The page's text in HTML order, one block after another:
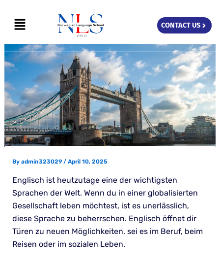
content
Menu CONTACT US
By admin323029 / April 10, 2025
Englisch ist heutzutage eine der wichtigsten
Sprachen der Welt. Wenn du in einer globalisierten
Gesellschaft leben möchtest, ist es unerlässlich,
diese Sprache zu beherrschen. Englisch öffnet dir
Türen zu neuen Möglichkeiten, sei es im Beruf, beim
Reisen oder im sozialen Leben.